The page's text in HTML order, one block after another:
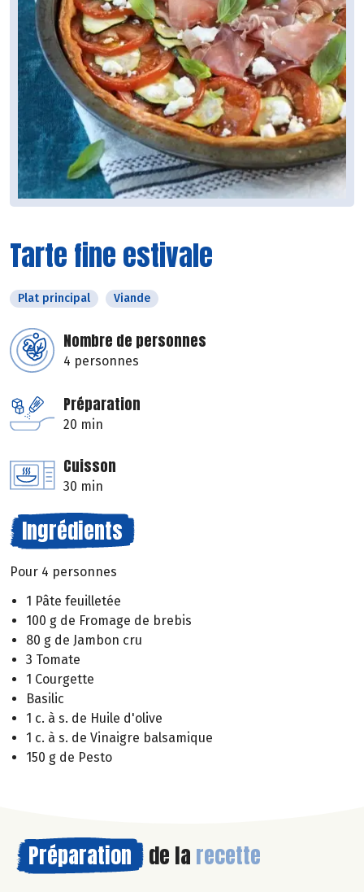
Tarte fine estivale
Plat principal Viande
Nombre de personnes
4 personnes
Préparation
20 min
Cuisson
30 min
Ingrédients
Pour 4 personnes
1 Pâte feuilletée
100 g de Fromage de brebis
80 g de Jambon cru
3 Tomate
1 Courgette
Basilic
1 c. à s. de Huile d'olive
1 c. à s. de Vinaigre balsamique
150 g de Pesto
Préparation de la recette